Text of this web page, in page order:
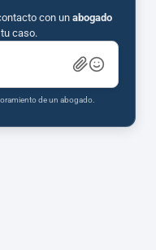
con un abogado
caso.
de un abogado.